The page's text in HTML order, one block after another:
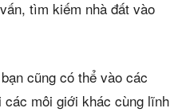
tìm kiếm nhà đất vào
cũng có thể vào các
các môi giới khác cùng lĩnh